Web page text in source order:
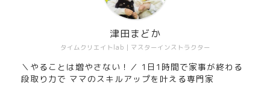
タイムクリエイトlab｜マスターインストラクター
津田まどか
＼やることは増やさない！／ 1日1時間で家事が終わる
段取り力で ママのスキルアップを叶える専門家